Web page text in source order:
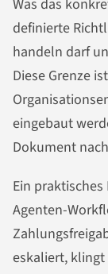
Was das
definierte
handeln darf
Diese Grenze
eingebaut
Dokument
Ein
Agenten-
eskaliert, klingt